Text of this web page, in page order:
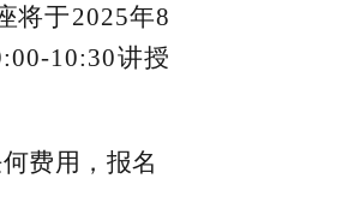
将于2025年8
10:30讲授
费用，报名